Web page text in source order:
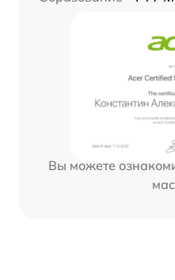
Вы можете